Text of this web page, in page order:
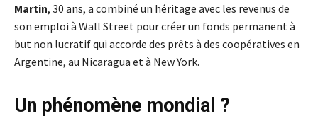
Martin, 30 ans, a combiné un héritage avec les revenus de
son emploi à Wall Street pour créer un fonds permanent à
but non lucratif qui accorde des prêts à des coopératives en
Argentine, au Nicaragua et à New York.
Un phénomène mondial ?